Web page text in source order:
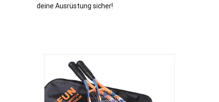
deine Ausrüstung sicher!